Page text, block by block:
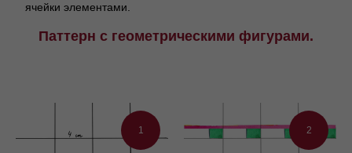
ячейки элементами.
Паттерн с геометрическими фигурами.
1 2